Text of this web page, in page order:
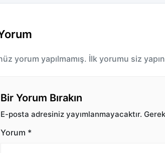
yorum yapılmamış. İlk yorumu siz
Bir Yorum Bırakın
E-posta adresiniz yayımlanmayacaktır.
Yorum *